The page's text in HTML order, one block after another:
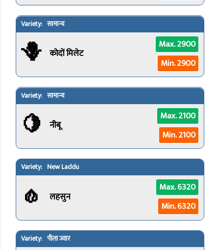
सामान्य
🪻 कोदों मिलेट
Max. 2900
Min. 2900
सामान्य
🍋 नीबू
Max. 2100
Min. 2100
New Laddu
🧄 लहसुन
Max. 6320
Min. 6320
पीला ज्वार